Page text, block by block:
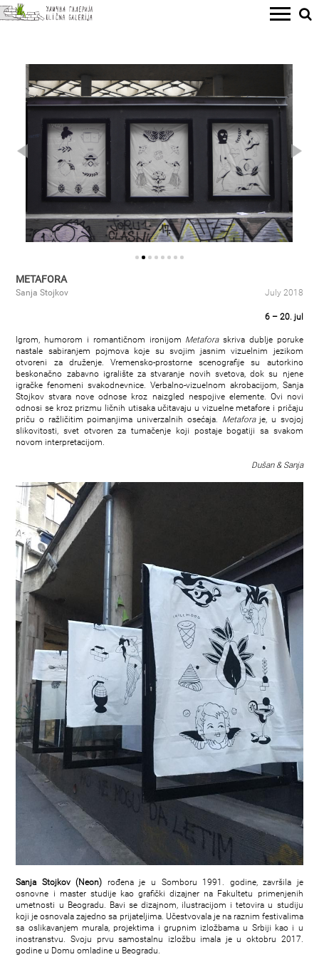
METAFORA
Sanja Stojkov July 2018
6 – 20. jul
Igrom, humorom i romantičnom ironijom Metaforaskriva dublje poruke
nastale sabiranjem pojmova koje su svojim jasnim vizuelnim jezikom
otvoreni za druženje. Vremensko-prostorne scenografije su autorkino
beskonačno zabavno igralište za stvaranje novih svetova, dok su njene
igračke fenomeni svakodnevnice. Verbalno-vizuelnom akrobacijom, Sanja
Stojkov stvara nove odnose kroz naizgled nespojive elemente. Ovi novi
odnosi se kroz prizmu ličnih utisaka učitavaju u vizuelne metafore i pričaju
priču o ražličitim poimanjima univerzalnih osećaja. Metafora je, u svojoj
slikovitosti, svet otvoren za tumačenje koji postaje bogatiji sa svakom
novom interpretacijom.
Dušan & Sanja
Sanja Stojkov (Neon) rođena je u Somboru 1991. godine, završila je
osnovne i master studije kao grafički dizajner na Fakultetu primenjenih
umetnosti u Beogradu. Bavi se dizajnom, ilustracijom i tetovira u studiju
koji je osnovala zajedno sa prijateljima. Učestvovala je na raznim festivalima
sa oslikavanjem murala, projektima i grupnim izložbama u Srbiji kao i u
inostranstvu. Svoju prvu samostalnu izložbu imala je u oktobru 2017.
godine u Domu omladine u Beogradu.